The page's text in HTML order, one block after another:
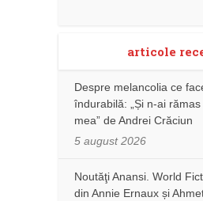
articole
Despre melancolia ce
îndurabilă: „Și n-ai
mea” de Andrei Crăciun
5 august 2026
Noutăţi Anansi. World
din Annie Ernaux și